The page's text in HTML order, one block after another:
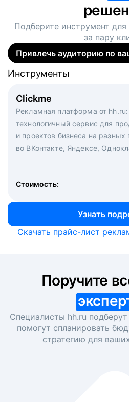
Подберите инструмент для
за пару
Привлечь аудиторию по
Clickme
Рекламная платформа от
технологичный сервис для
и проектов бизнеса на
во ВКонтакте, Яндексе,
Стоимость:
Узнать
Инструменты
Вакансия дня
Рекламный формат для
hh.ru. Увеличивает количество
Инструменты
Массовый подбор под ключ.
кандидатов и когда вам
маркетологи, рекрутеры и
hh.ru с целым набором digital-
Инструменты
Скачать прайс-лист
Специалисты hh.ru
помогут спланировать
стратегию для